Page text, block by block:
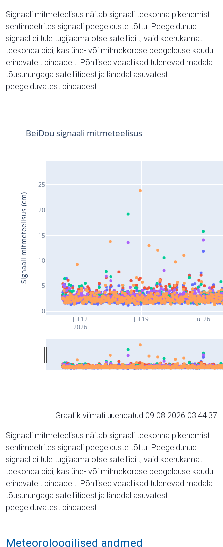
Signaali mitmeteelisus näitab signaali teekonna pikenemist
sentimeetrites signaali peegelduste tõttu. Peegeldunud
signaal ei tule tugijaama otse satelliidilt, vaid keerukamat
teekonda pidi, kas ühe- või mitmekordse peegelduse kaudu
erinevatelt pindadelt. Põhilised veaallikad tulenevad madala
tõusunurgaga satelliitidest ja lähedal asuvatest
peegelduvatest pindadest.
Jul 12
2026
Jul 19 Jul 26
0
5
10
15
20
25
BeiDou signaali mitmeteelisus
Signaali mitmeteelisus (cm)
Graafik viimati uuendatud 09.08.2026 03:44:37
Signaali mitmeteelisus näitab signaali teekonna pikenemist
sentimeetrites signaali peegelduste tõttu. Peegeldunud
signaal ei tule tugijaama otse satelliidilt, vaid keerukamat
teekonda pidi, kas ühe- või mitmekordse peegelduse kaudu
erinevatelt pindadelt. Põhilised veaallikad tulenevad madala
tõusunurgaga satelliitidest ja lähedal asuvatest
peegelduvatest pindadest.
Meteoroloogilised andmed